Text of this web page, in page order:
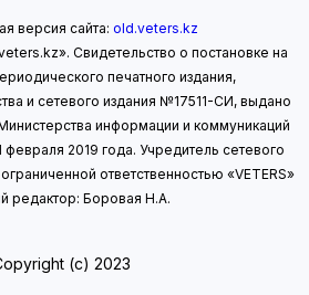
версия сайта: old.veters.kz
Свидетельство о постановке на
печатного издания,
и сетевого издания №17511-СИ, выдано
информации и коммуникаций
февраля 2019 года. Учредитель сетевого
ответственностью «VETERS»
редактор: Боровая Н.А.
(с) 2023